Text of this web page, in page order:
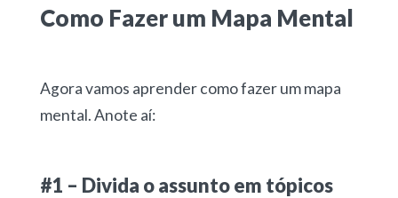
Como Fazer um Mapa Mental
Agora vamos aprender como fazer um mapa
mental. Anote aí:
#1 – Divida o assunto em tópicos